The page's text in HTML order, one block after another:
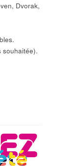
Dvorak,
souhaitée).